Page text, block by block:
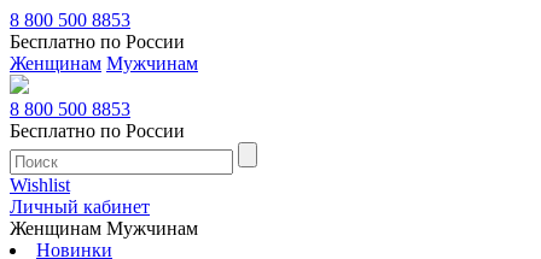
8 800 500 8853
Бесплатно по России
Женщинам Мужчинам
8 800 500 8853
Бесплатно по России
Wishlist
Личный кабинет
Женщинам Мужчинам
Новинки